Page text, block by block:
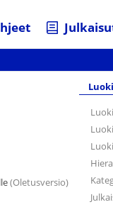
(Oletusversio)